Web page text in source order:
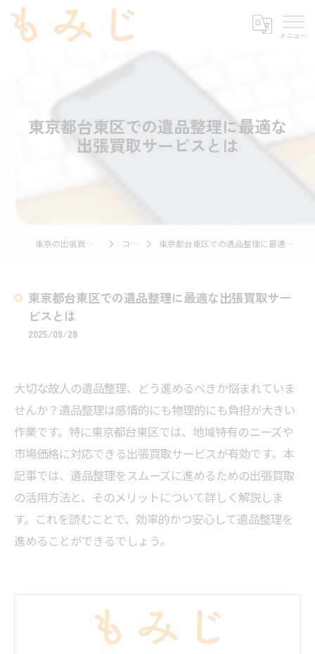
東京都台東区での遺品整理に最適な
出張買取サービスとは
東京の出張買取ならもみじ コラム 東京都台東区での遺品整理に最適な出張買取サービスとは
東京都台東区での遺品整理に最適な出張買取サー
ビスとは
2025/08/28
大切な故人の遺品整理、どう進めるべきか悩まれていま
せんか？遺品整理は感情的にも物理的にも負担が大きい
作業です。特に東京都台東区では、地域特有のニーズや
市場価格に対応できる出張買取サービスが有効です。本
記事では、遺品整理をスムーズに進めるための出張買取
の活用方法と、そのメリットについて詳しく解説しま
す。これを読むことで、効率的かつ安心して遺品整理を
進めることができるでしょう。